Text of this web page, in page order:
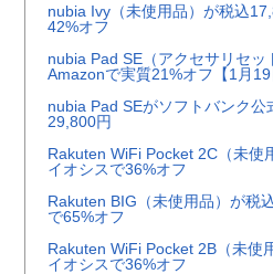
nubia Ivy（未使用品）が税込
42%オフ
nubia Pad SE（アクセサリセッ
Amazonで実質21%オフ【1月19
nubia Pad SEがソフトバンク公
29,800円
Rakuten WiFi Pocket 2C（未使
イオシスで36%オフ
Rakuten BIG（未使用品）が税
で65%オフ
Rakuten WiFi Pocket 2B（未使
イオシスで36%オフ